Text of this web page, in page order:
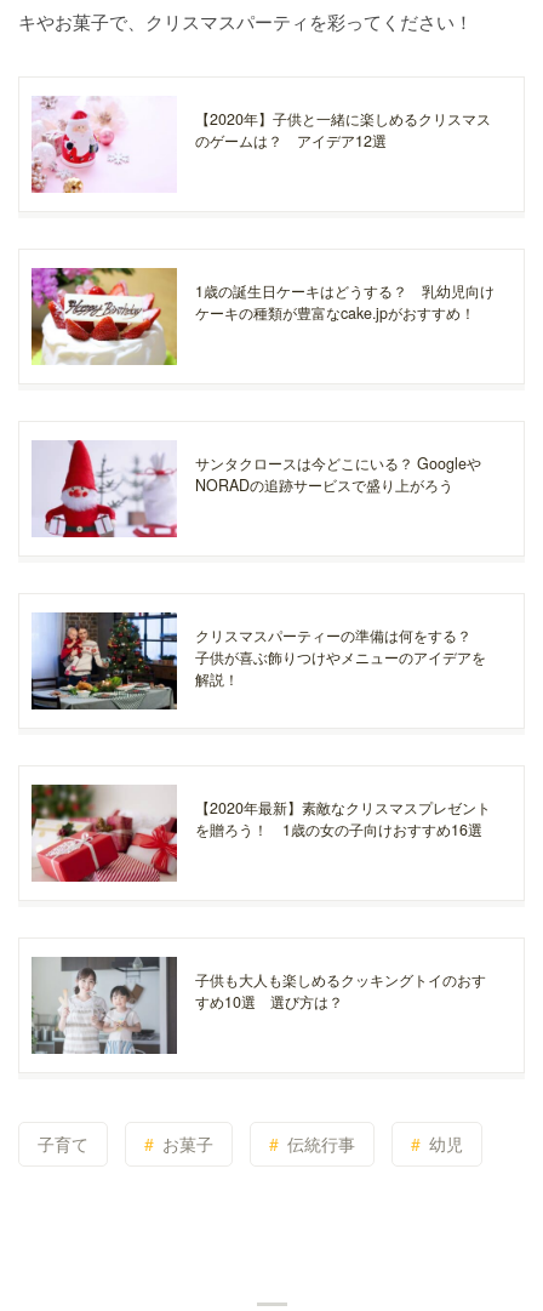
キやお菓子で、クリスマスパーティを彩ってください！
【2020年】子供と一緒に楽しめるクリスマス
のゲームは？ アイデア12選
1歳の誕生日ケーキはどうする？ 乳幼児向け
ケーキの種類が豊富なcake.jpがおすすめ！
サンタクロースは今どこにいる？ Googleや
NORADの追跡サービスで盛り上がろう
クリスマスパーティーの準備は何をする？
子供が喜ぶ飾りつけやメニューのアイデアを
解説！
【2020年最新】素敵なクリスマスプレゼント
を贈ろう！ 1歳の女の子向けおすすめ16選
子供も大人も楽しめるクッキングトイのおす
すめ10選 選び方は？
子育て お菓子 伝統行事 幼児